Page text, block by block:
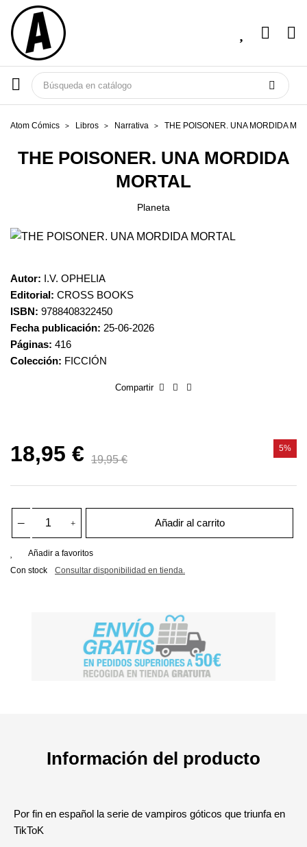
Atom Cómics Libros Narrativa THE POISONER. UNA MORDIDA
THE POISONER. UNA MORDIDA
MORTAL
Planeta
Autor: I.V. OPHELIA
Editorial: CROSS BOOKS
ISBN: 9788408322450
Fecha publicación: 25-06-2026
Páginas: 416
Colección: FICCIÓN
Compartir
18,95 € 19,95 €
5%
Añadir al carrito
Añadir a favoritos
Con stock
Consultar disponibilidad en tienda.
Información del producto
Por fin en español la serie de vampiros góticos que triunfa en
TikToK